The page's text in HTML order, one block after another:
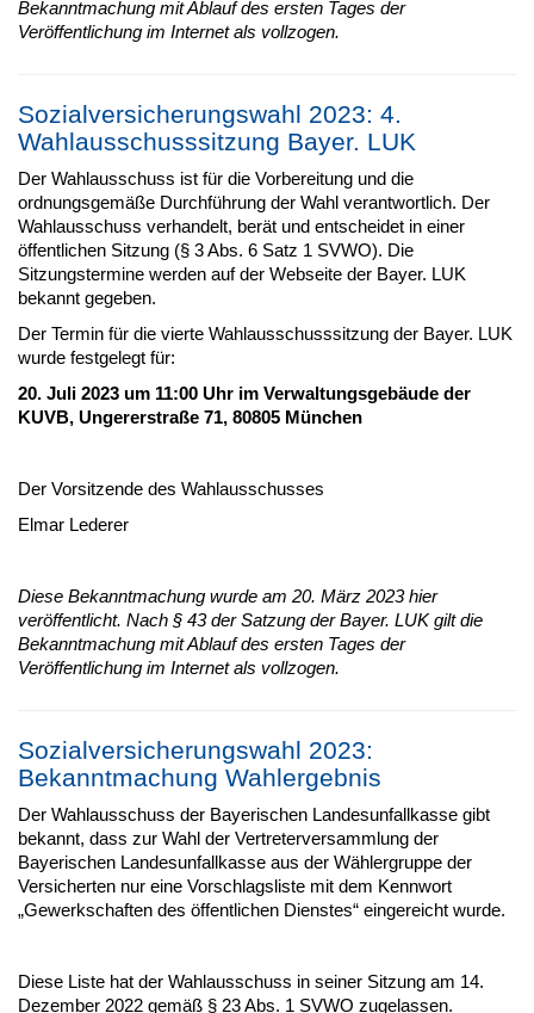
Bekanntmachung mit Ablauf des ersten Tages der
Veröffentlichung im Internet als vollzogen.
Sozialversicherungswahl 2023: 4.
Wahlausschusssitzung Bayer. LUK
Der Wahlausschuss ist für die Vorbereitung und die
ordnungsgemäße Durchführung der Wahl verantwortlich. Der
Wahlausschuss verhandelt, berät und entscheidet in einer
öffentlichen Sitzung (§ 3 Abs. 6 Satz 1 SVWO). Die
Sitzungstermine werden auf der Webseite der Bayer. LUK
bekannt gegeben.
Der Termin für die vierte Wahlausschusssitzung der Bayer. LUK
wurde festgelegt für:
20. Juli 2023 um 11:00 Uhr im Verwaltungsgebäude der
KUVB, Ungererstraße 71, 80805 München
Der Vorsitzende des Wahlausschusses
Elmar Lederer
Diese Bekanntmachung wurde am 20. März 2023 hier
veröffentlicht. Nach § 43 der Satzung der Bayer. LUK gilt die
Bekanntmachung mit Ablauf des ersten Tages der
Veröffentlichung im Internet als vollzogen.
Sozialversicherungswahl 2023:
Bekanntmachung Wahlergebnis
Der Wahlausschuss der Bayerischen Landesunfallkasse gibt
bekannt, dass zur Wahl der Vertreterversammlung der
Bayerischen Landesunfallkasse aus der Wählergruppe der
Versicherten nur eine Vorschlagsliste mit dem Kennwort
„Gewerkschaften des öffentlichen Dienstes“ eingereicht wurde.
Diese Liste hat der Wahlausschuss in seiner Sitzung am 14.
Dezember 2022 gemäß § 23 Abs. 1 SVWO zugelassen.